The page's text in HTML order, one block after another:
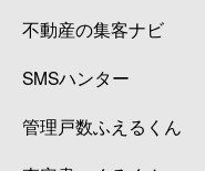
不動産の集客ナビ
SMSハンター
管理戸数ふえるくん